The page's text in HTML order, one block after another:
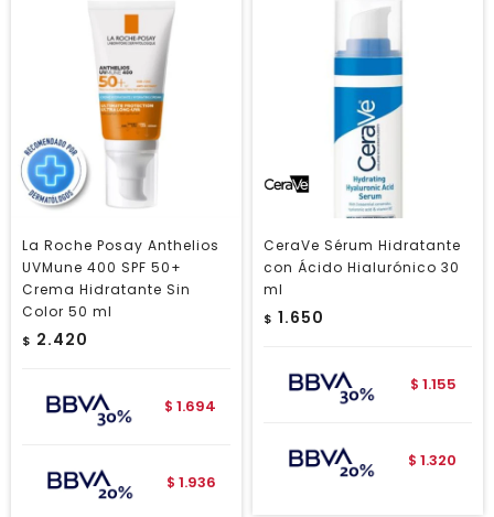
La Roche Posay Anthelios
UVMune 400 SPF 50+
Crema Hidratante Sin
Color 50 ml
$ 2.420
$ 1.694
$ 1.936
CeraVe Sérum Hidratante
con Ácido Hialurónico 30
ml
$ 1.650
$ 1.155
$ 1.320